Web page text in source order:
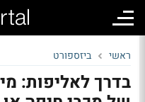
ראשי ביזספורט
בדרך לאליפות: